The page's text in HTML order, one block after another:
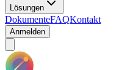
Lösungen
DokumenteFAQKontakt
Anmelden